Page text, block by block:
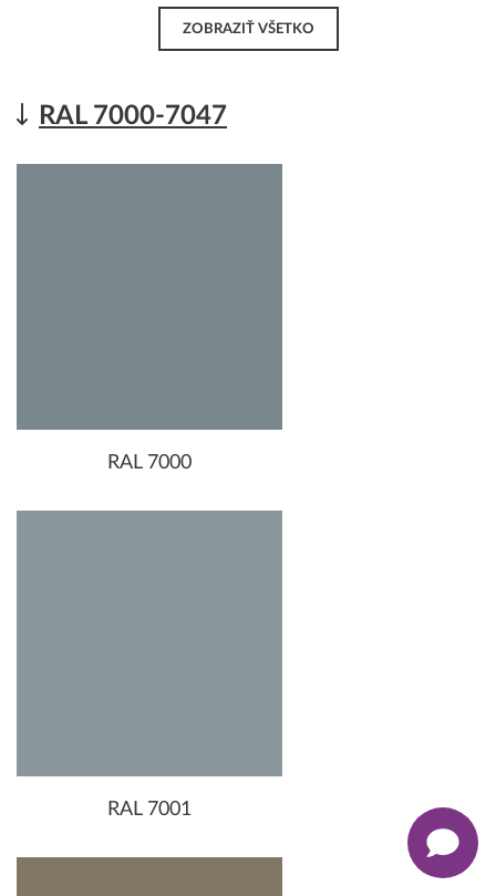
ZOBRAZIŤ VŠETKO
RAL 7000-7047
RAL 7000
RAL 7001